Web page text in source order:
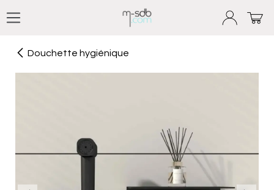
Douchette hygiénique